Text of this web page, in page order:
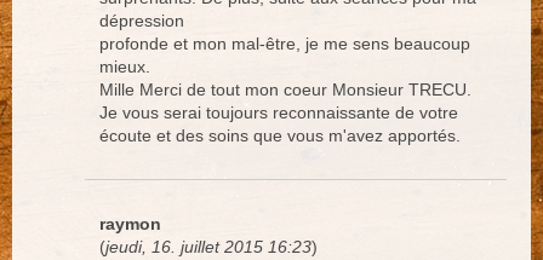
dépression
profonde et mon mal-être, je me sens beaucoup
mieux.
Mille Merci de tout mon coeur Monsieur TRECU.
Je vous serai toujours reconnaissante de votre
écoute et des soins que vous m'avez apportés.
raymon
(jeudi, 16. juillet 2015 16:23)